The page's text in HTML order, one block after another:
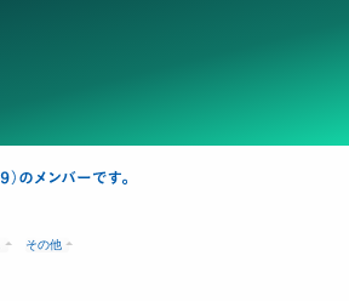
その他